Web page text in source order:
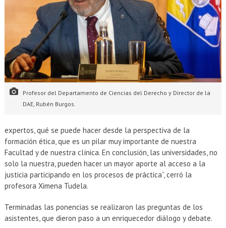
Profesor del Departamento de Ciencias del Derecho y Director de la
DAE, Rubén Burgos.
expertos, qué se puede hacer desde la perspectiva de la
formación ética, que es un pilar muy importante de nuestra
Facultad y de nuestra clínica. En conclusión, las universidades, no
solo la nuestra, pueden hacer un mayor aporte al acceso a la
justicia participando en los procesos de práctica”, cerró la
profesora Ximena Tudela.
Terminadas las ponencias se realizaron las preguntas de los
asistentes, que dieron paso a un enriquecedor diálogo y debate.